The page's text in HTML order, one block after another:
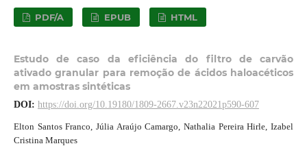
PDF/A EPUB HTML
Estudo de caso da eficiência do filtro de carvão
ativado granular para remoção de ácidos haloacéticos
em amostras sintéticas
DOI: https://doi.org/10.19180/1809-2667.v23n22021p590-607
Elton Santos Franco, Júlia Araújo Camargo, Nathalia Pereira Hirle, Izabel
Cristina Marques